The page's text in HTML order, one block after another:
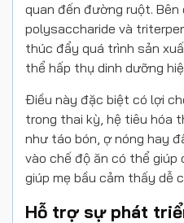
quan đến đường ruột.
polysaccharide và
thúc đẩy quá trình sản
thể hấp thụ dinh dưỡng
Điều này đặc biệt có lợi
trong thai kỳ, hệ tiêu hóa
như táo bón, ợ nóng hay
vào chế độ ăn có thể giúp
giúp mẹ bầu cảm thấy dễ
Hỗ trợ sự phát